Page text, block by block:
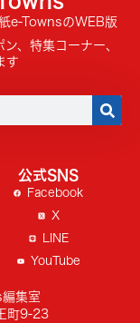
e-TownsのWEB版
、特集コーナー、
す
公式SNS
Facebook
X
LINE
YouTube
集室
町9-23